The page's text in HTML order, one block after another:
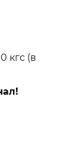
кгс (в